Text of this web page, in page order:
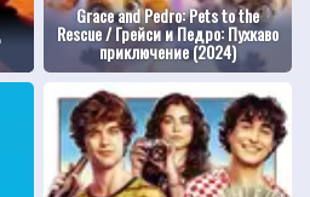
Grace and Pedro: Pets to the
Rescue / Грейси и Педро: Пухкаво
приключение (2024)